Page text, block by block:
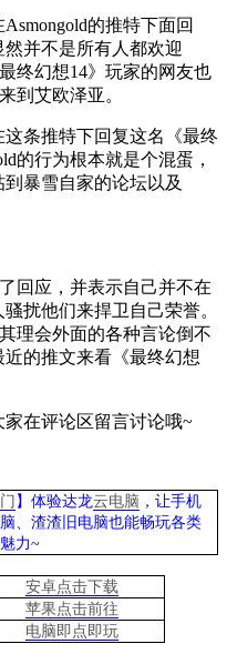
Asmongold的推特下面回
并不是所有人都欢迎
终幻想14》玩家的网友也
来到艾欧泽亚。
条推特下回复这名《最终
的行为根本就是个混蛋，
暴雪自家的论坛以及
回应，并表示自己并不在
扰他们来捍卫自己荣誉。
理会外面的各种言论倒不
的推文来看《最终幻想
在评论区留言讨论哦~
】体验达龙云电脑 ，让手机
、渣渣旧电脑也能畅玩各类
力~
安卓点击下载
苹果点击前往
电脑即点即玩